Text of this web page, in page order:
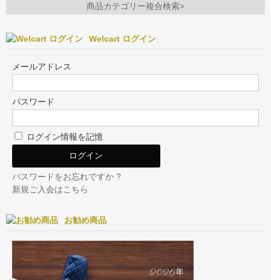
商品カテゴリー複合検索>
Welcart ログイン
メールアドレス
パスワード
ログイン情報を記憶
パスワードをお忘れですか ?
新規ご入会はこちら
お勧め商品